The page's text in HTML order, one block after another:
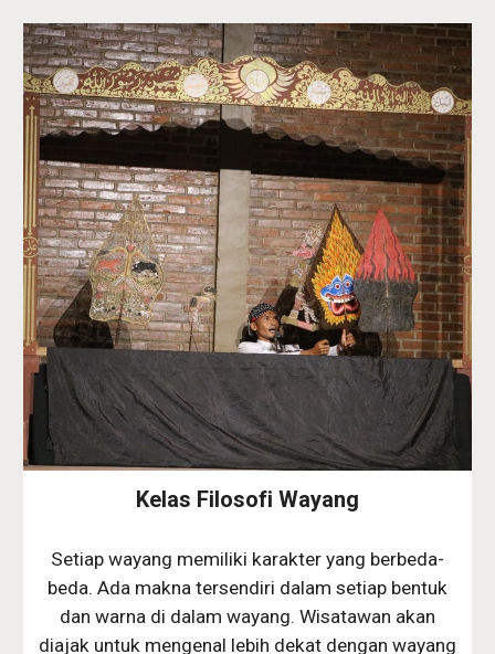
Kelas Filosofi Wayang
Setiap wayang memiliki karakter yang berbeda-
beda. Ada makna tersendiri dalam setiap bentuk
dan warna di dalam wayang. Wisatawan akan
diajak untuk mengenal lebih dekat dengan wayang